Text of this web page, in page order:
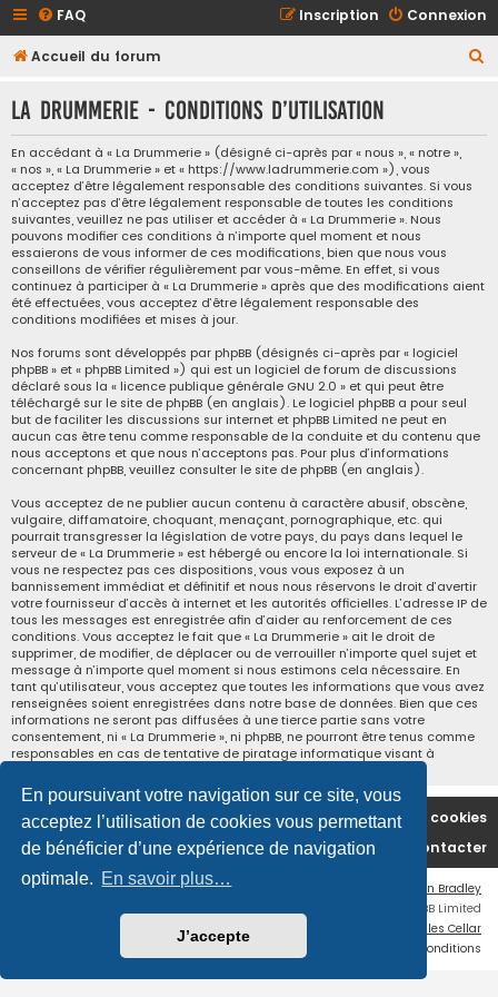
En poursuivant votre navigation sur ce site, vous
acceptez l’utilisation de cookies vous permettant
de bénéficier d’une expérience de navigation
optimale. En savoir plus…
J’accepte
FAQ Connexion
Inscription
Accueil du forum
h
La Drummerie - Conditions d’utilisation
En accédant à « La Drummerie » (désigné ci-après par « nous », « notre »,
« nos », « La Drummerie » et « https://www.ladrummerie.com »), vous
acceptez d’être légalement responsable des conditions suivantes. Si vous
n’acceptez pas d’être légalement responsable de toutes les conditions
suivantes, veuillez ne pas utiliser et accéder à « La Drummerie ». Nous
pouvons modifier ces conditions à n’importe quel moment et nous
essaierons de vous informer de ces modifications, bien que nous vous
conseillons de vérifier régulièrement par vous-même. En effet, si vous
continuez à participer à « La Drummerie » après que des modifications aient
été effectuées, vous acceptez d’être légalement responsable des
conditions modifiées et mises à jour.
Nos forums sont développés par phpBB (désignés ci-après par « logiciel
phpBB » et « phpBB Limited ») qui est un logiciel de forum de discussions
déclaré sous la « licence publique générale GNU 2.0 » et qui peut être
téléchargé sur le site de phpBB (en anglais). Le logiciel phpBB a pour seul
but de faciliter les discussions sur internet et phpBB Limited ne peut en
aucun cas être tenu comme responsable de la conduite et du contenu que
nous acceptons et que nous n’acceptons pas. Pour plus d’informations
concernant phpBB, veuillez consulter le site de phpBB (en anglais).
Vous acceptez de ne publier aucun contenu à caractère abusif, obscène,
vulgaire, diffamatoire, choquant, menaçant, pornographique, etc. qui
pourrait transgresser la législation de votre pays, du pays dans lequel le
serveur de « La Drummerie » est hébergé ou encore la loi internationale. Si
vous ne respectez pas ces dispositions, vous vous exposez à un
bannissement immédiat et définitif et nous nous réservons le droit d’avertir
votre fournisseur d’accès à internet et les autorités officielles. L’adresse IP de
tous les messages est enregistrée afin d’aider au renforcement de ces
conditions. Vous acceptez le fait que « La Drummerie » ait le droit de
supprimer, de modifier, de déplacer ou de verrouiller n’importe quel sujet et
message à n’importe quel moment si nous estimons cela nécessaire. En
tant qu’utilisateur, vous acceptez que toutes les informations que vous avez
renseignées soient enregistrées dans notre base de données. Bien que ces
informations ne seront pas diffusées à une tierce partie sans votre
consentement, ni « La Drummerie », ni phpBB, ne pourront être tenus comme
responsables en cas de tentative de piratage informatique visant à
Accueil du forum
Supprimer les cookies
Nous contacter
Ian Bradley
® Forum Software © phpBB Limited
Traduction française officielle
Miles Cellar
Conditions